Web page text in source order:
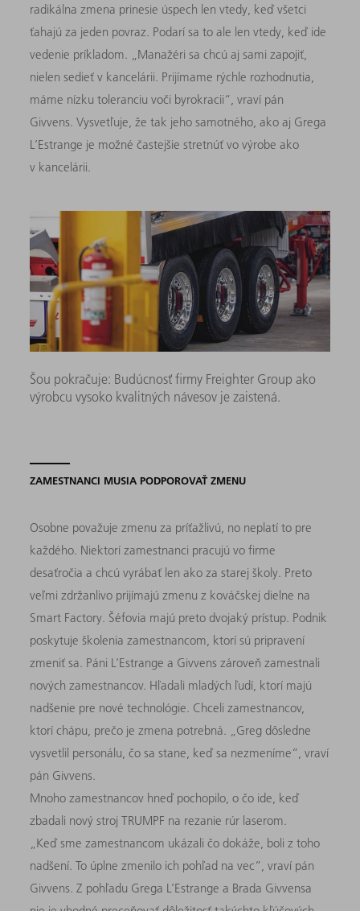
radikálna zmena prinesie úspech len vtedy, keď všetci
ťahajú za jeden povraz. Podarí sa to ale len vtedy, keď ide
vedenie príkladom. „Manažéri sa chcú aj sami zapojiť,
nielen sedieť v kancelárii. Prijímame rýchle rozhodnutia,
máme nízku toleranciu voči byrokracii“, vraví pán
Givvens. Vysvetľuje, že tak jeho samotného, ako aj Grega
L’Estrange je možné častejšie stretnúť vo výrobe ako
v kancelárii.
Šou pokračuje: Budúcnosť firmy Freighter Group ako
výrobcu vysoko kvalitných návesov je zaistená.
ZAMESTNANCI MUSIA PODPOROVAŤ ZMENU
Osobne považuje zmenu za príťažlivú, no neplatí to pre
každého. Niektorí zamestnanci pracujú vo firme
desaťročia a chcú vyrábať len ako za starej školy. Preto
veľmi zdržanlivo prijímajú zmenu z kováčskej dielne na
Smart Factory. Šéfovia majú preto dvojaký prístup. Podnik
poskytuje školenia zamestnancom, ktorí sú pripravení
zmeniť sa. Páni L’Estrange a Givvens zároveň zamestnali
nových zamestnancov. Hľadali mladých ľudí, ktorí majú
nadšenie pre nové technológie. Chceli zamestnancov,
ktorí chápu, prečo je zmena potrebná. „Greg dôsledne
vysvetlil personálu, čo sa stane, keď sa nezmeníme“, vraví
pán Givvens.
Mnoho zamestnancov hneď pochopilo, o čo ide, keď
zbadali nový stroj TRUMPF na rezanie rúr laserom.
„Keď sme zamestnancom ukázali čo dokáže, boli z toho
nadšení. To úplne zmenilo ich pohľad na vec“, vraví pán
Givvens. Z pohľadu Grega L’Estrange a Brada Givvensa